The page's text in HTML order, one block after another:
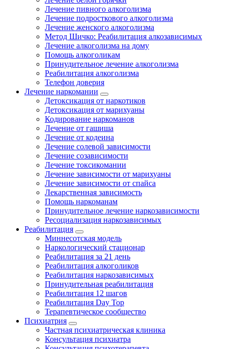
Лечение пивного алкоголизма
Лечение подросткового алкоголизма
Лечение женского алкоголизма
Метод Шичко: Реабилитация алкозависимых
Лечение алкоголизма на дому
Помощь алкоголикам
Принудительное лечение алкоголизма
Реабилитация алкоголизма
Телефон доверия
Лечение наркомании
Детоксикация от наркотиков
Детоксикация от марихуаны
Кодирование наркоманов
Лечение от гашиша
Лечение от кодеина
Лечение солевой зависимости
Лечение созависимости
Лечение токсикомании
Лечение зависимости от марихуаны
Лечение зависимости от спайса
Лекарственная зависимость
Помощь наркоманам
Принудительное лечение наркозависимости
Ресоциализация наркозависимых
Реабилитация
Миннесотская модель
Наркологический стационар
Реабилитация за 21 день
Реабилитация алкоголиков
Реабилитация наркозависимых
Принудительная реабилитация
Реабилитация 12 шагов
Реабилитация Day Top
Терапевтическое сообщество
Психиатрия
Частная психиатрическая клиника
Консультация психиатра